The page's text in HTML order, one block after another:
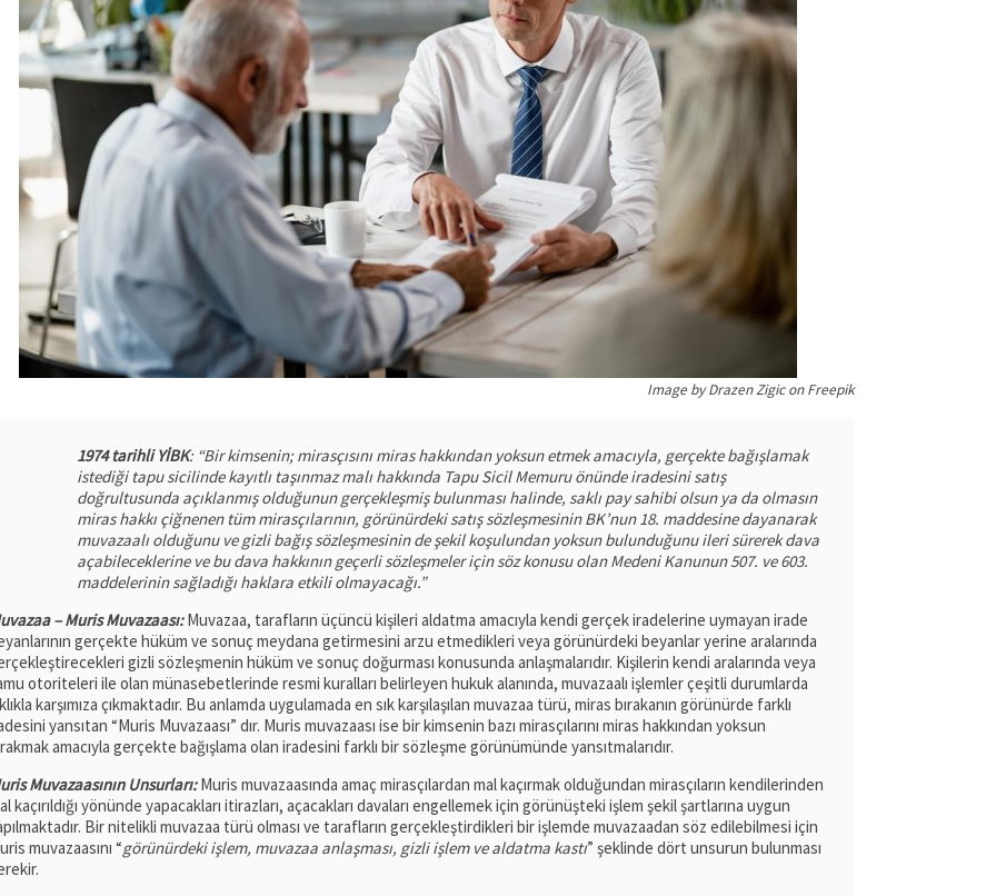
Image by Drazen Zigic on Freepik
1974 tarihli YİBK: “Bir kimsenin; mirasçısını miras hakkından yoksun etmek amacıyla, gerçekte bağışlamak
istediği tapu sicilinde kayıtlı taşınmaz malı hakkında Tapu Sicil Memuru önünde iradesini satış
doğrultusunda açıklanmış olduğunun gerçekleşmiş bulunması halinde, saklı pay sahibi olsun ya da olmasın
miras hakkı çiğnenen tüm mirasçılarının, görünürdeki satış sözleşmesinin BK’nun 18. maddesine dayanarak
muvazaalı olduğunu ve gizli bağış sözleşmesinin de şekil koşulundan yoksun bulunduğunu ileri sürerek dava
açabileceklerine ve bu dava hakkının geçerli sözleşmeler için söz konusu olan Medeni Kanunun 507. ve 603.
maddelerinin sağladığı haklara etkili olmayacağı.”
– Muris Muvazaası:Muvazaa, tarafların üçüncü kişileri aldatma amacıyla kendi gerçek iradelerine uymayan irade
gerçekte hüküm ve sonuç meydana getirmesini arzu etmedikleri veya görünürdeki beyanlar yerine aralarında
gizli sözleşmenin hüküm ve sonuç doğurması konusunda anlaşmalarıdır. Kişilerin kendi aralarında veya
otoriteleri ile olan münasebetlerinde resmi kuralları belirleyen hukuk alanında, muvazaalı işlemler çeşitli durumlarda
karşımıza çıkmaktadır. Bu anlamda uygulamada en sık karşılaşılan muvazaa türü, miras bırakanın görünürde farklı
yansıtan “Muris Muvazaası” dır. Muris muvazaası ise bir kimsenin bazı mirasçılarını miras hakkından yoksun
amacıyla gerçekte bağışlama olan iradesini farklı bir sözleşme görünümünde yansıtmalarıdır.
Muvazaasının Unsurları:Muris muvazaasında amaç mirasçılardan mal kaçırmak olduğundan mirasçıların kendilerinden
kaçırıldığı yönünde yapacakları itirazları, açacakları davaları engellemek için görünüşteki işlem şekil şartlarına uygun
Bir nitelikli muvazaa türü olması ve tarafların gerçekleştirdikleri bir işlemde muvazaadan söz edilebilmesi için
muvazaasını “görünürdeki işlem, muvazaa anlaşması, gizli işlem ve aldatma kastı” şeklinde dört unsurun bulunması